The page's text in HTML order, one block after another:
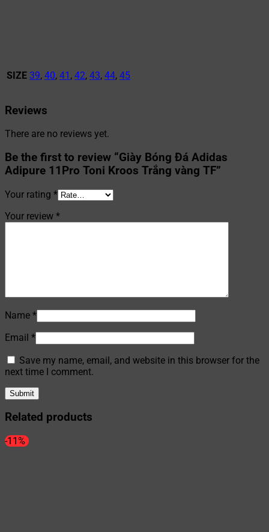
SIZE 39, 40, 41 , 42, 43, 44, 45
Reviews
There are no reviews yet.
Be the first to review “Giày Bóng Đá Adidas
Adipure 11Pro Toni Kroos Trắng vàng TF”
Your rating *
Your review *
Name *
Email *
Save my name, email, and website in this browser for the
next time I comment.
Related products
-11%